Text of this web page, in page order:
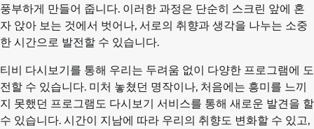
풍부하게 만들어 줍니다. 이러한 과정은 단순히 스크린 앞에 혼
자 앉아 보는 것에서 벗어나, 서로의 취향과 생각을 나누는 소중
한 시간으로 발전할 수 있습니다.
티비 다시보기를 통해 우리는 두려움 없이 다양한 프로그램에 도
전할 수 있습니다. 미처 놓쳤던 명작이나, 처음에는 흥미를 느끼
지 못했던 프로그램도 다시보기 서비스를 통해 새로운 발견을 할
수 있습니다. 시간이 지남에 따라 우리의 취향도 변화할 수 있고,